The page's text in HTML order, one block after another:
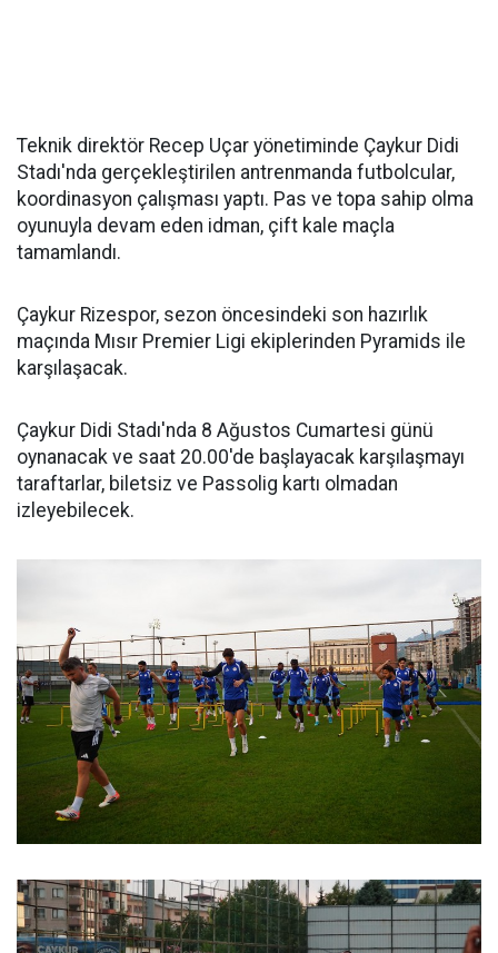
Teknik direktör Recep Uçar yönetiminde Çaykur Didi
Stadı'nda gerçekleştirilen antrenmanda futbolcular,
koordinasyon çalışması yaptı. Pas ve topa sahip olma
oyunuyla devam eden idman, çift kale maçla
tamamlandı.
Çaykur Rizespor, sezon öncesindeki son hazırlık
maçında Mısır Premier Ligi ekiplerinden Pyramids ile
karşılaşacak.
Çaykur Didi Stadı'nda 8 Ağustos Cumartesi günü
oynanacak ve saat 20.00'de başlayacak karşılaşmayı
taraftarlar, biletsiz ve Passolig kartı olmadan
izleyebilecek.